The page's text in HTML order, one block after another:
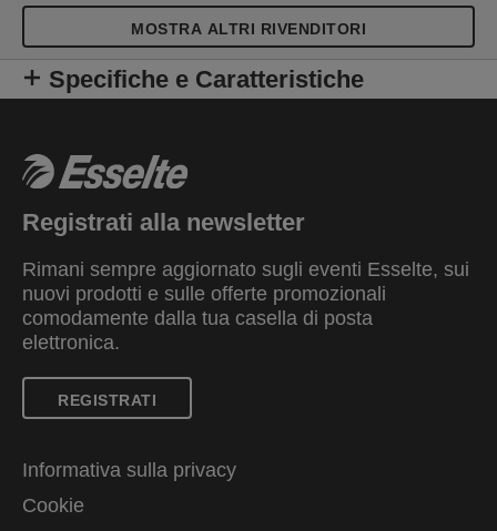
MOSTRA ALTRI RIVENDITORI
Specifiche e Caratteristiche
Registrati alla newsletter
Rimani sempre aggiornato sugli eventi Esselte, sui
nuovi prodotti e sulle offerte promozionali
comodamente dalla tua casella di posta
elettronica.
REGISTRATI
Informativa sulla privacy
Cookie